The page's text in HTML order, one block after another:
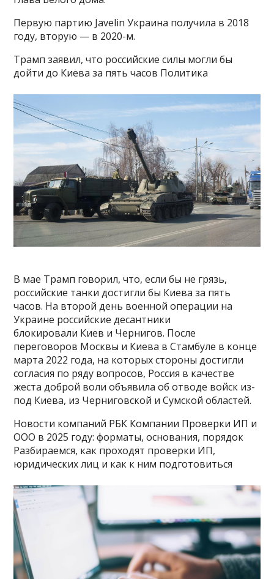
Первую партию Javelin Украина получила в 2018
году, вторую — в 2020-м.
Трамп заявил, что российские силы могли бы
дойти до Киева за пять часов Политика
В мае Трамп говорил, что, если бы не грязь,
российские танки достигли бы Киева за пять
часов. На второй день военной операции на
Украине российские десантники
блокировали Киев и Чернигов. После
переговоров Москвы и Киева в Стамбуле в конце
марта 2022 года, на которых стороны достигли
согласия по ряду вопросов, Россия в качестве
жеста доброй воли объявила об отводе войск из-
под Киева, из Черниговской и Сумской областей.
Новости компаний РБК Компании Проверки ИП и
ООО в 2025 году: форматы, основания, порядок
Разбираемся, как проходят проверки ИП,
юридических лиц и как к ним подготовиться